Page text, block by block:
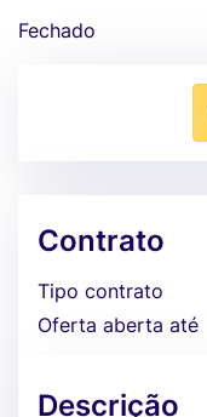
Fechado
Contrato
Tipo contrato
Oferta aberta até
Descrição